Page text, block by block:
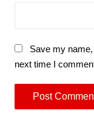
Save my
next time I